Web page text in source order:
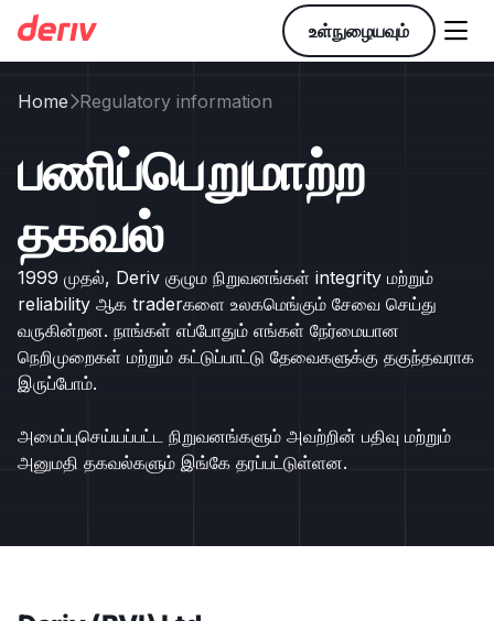
உள்நுழையவும் 
HomeRegulatory information
பணிப்பெறுமாற்ற
தகவல்
1999 முதல், Deriv குழும நிறுவனங்கள் integrity மற்றும்
reliability ஆக traderகளை உலகமெங்கும் சேவை செய்து
வருகின்றன. நாங்கள் எப்போதும் எங்கள் நேர்மையான
நெறிமுறைகள் மற்றும் கட்டுப்பாட்டு தேவைகளுக்கு தகுந்தவராக
இருப்போம்.
அமைப்புசெய்யப்பட்ட நிறுவனங்களும் அவற்றின் பதிவு மற்றும்
அனுமதி தகவல்களும் இங்கே தரப்பட்டுள்ளன.